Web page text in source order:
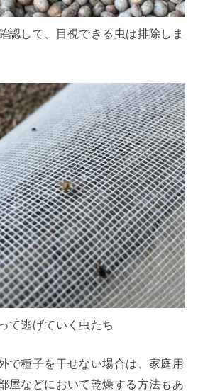
認して、目視できる虫は排除しま
て逃げていく虫たち
で種子を干せない場合は、家庭用
屋などにおいて乾燥する方法もあ